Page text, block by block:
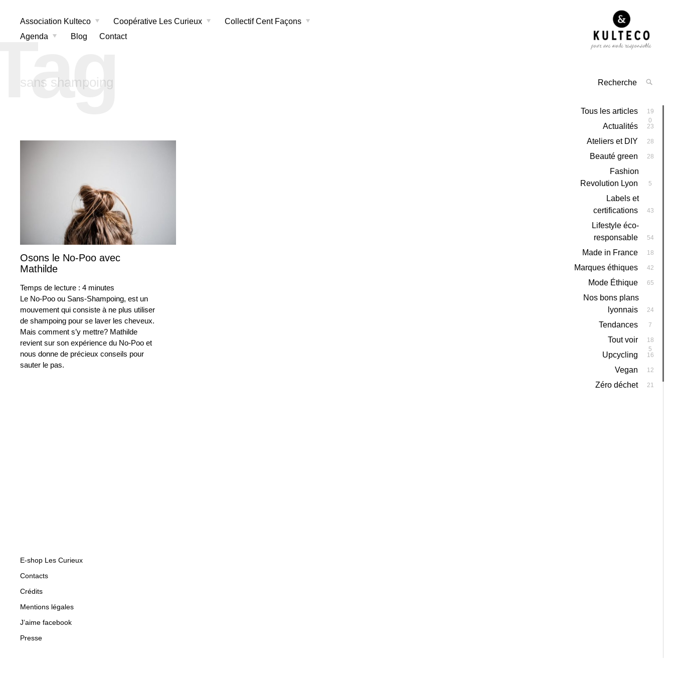
Association Kulteco Coopérative Les Curieux
Collectif Cent Façons
Agenda
Blog Contact
sans shampoing
Osons le No-Poo avec
Mathilde
Temps de lecture : 4 minutes
Le No-Poo ou Sans-Shampoing, est un
mouvement qui consiste à ne plus utiliser
de shampoing pour se laver les cheveux.
Mais comment s’y mettre? Mathilde
revient sur son expérience du No-Poo et
nous donne de précieux conseils pour
sauter le pas.
Tous les articles
19
0
Actualités 23
Ateliers et DIY 28
Beauté green 28
Fashion
Revolution Lyon
5
Labels et
certifications
43
Lifestyle éco-
responsable
54
Made in France 18
Marques éthiques 42
Mode Éthique 65
Nos bons plans
lyonnais
24
Tendances 7
Tout voir
18
5
Upcycling 16
Vegan 12
Zéro déchet 21
E-shop Les Curieux
Contacts
Crédits
Mentions légales
J’aime facebook
Presse